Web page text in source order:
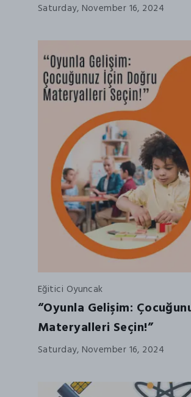
Saturday, November 16, 2024
Eğitici Oyuncak
“Oyunla Gelişim:
Materyalleri Seçin!”
Saturday, November 16, 2024